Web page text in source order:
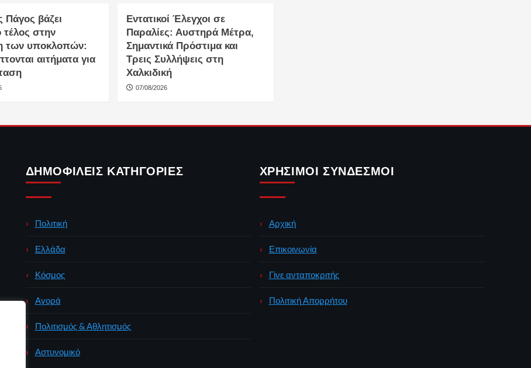
Πάγος βάζει
τέλος στην
των υποκλοπών:
αιτήματα για
Εντατικοί Έλεγχοι σε
Παραλίες: Αυστηρά Μέτρα,
Σημαντικά Πρόστιμα και
Τρεις Συλλήψεις στη
Χαλκιδική
07/08/2026
ΔΗΜΟΦΙΛΕΊΣ ΚΑΤΗΓΟΡΊΕΣ
Πολιτική
Ελλάδα
Κόσμος
Αγορά
Πολιτισμός & Αθλητισμός
Αστυνομικό
ΧΡΉΣΙΜΟΙ ΣΎΝΔΕΣΜΟΙ
Αρχική
Επικοινωνία
Γίνε ανταποκριτής
Πολιτική Απορρήτου